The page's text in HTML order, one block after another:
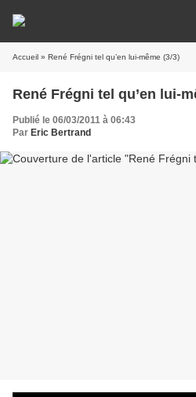
Accueil » René Frégni tel qu’en lui-même (3/3)
René Frégni tel qu’en lui-
Publié le 06/03/2011 à 06:43
Par Eric Bertrand